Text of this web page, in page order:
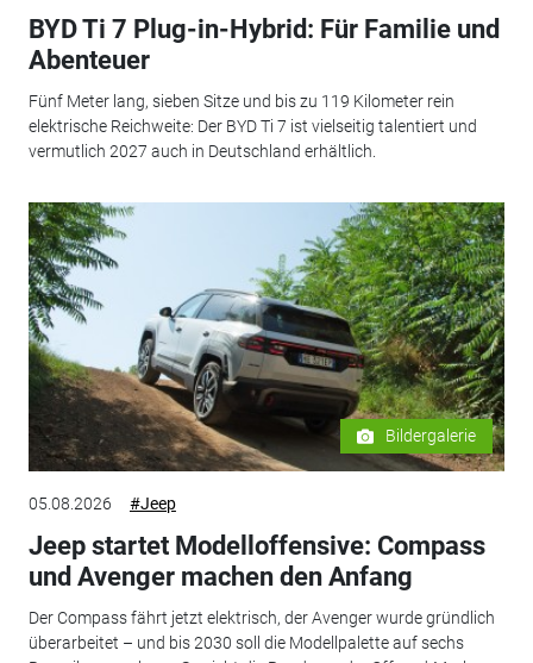
BYD Ti 7 Plug-in-Hybrid: Für Familie und
Abenteuer
Fünf Meter lang, sieben Sitze und bis zu 119 Kilometer rein
elektrische Reichweite: Der BYD Ti 7 ist vielseitig talentiert und
vermutlich 2027 auch in Deutschland erhältlich.
Bildergalerie
05.08.2026 #Jeep
Jeep startet Modelloffensive: Compass
und Avenger machen den Anfang
Der Compass fährt jetzt elektrisch, der Avenger wurde gründlich
überarbeitet – und bis 2030 soll die Modellpalette auf sechs